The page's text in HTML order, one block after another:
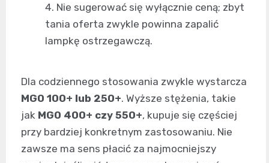
Nie sugerować się wyłącznie ceną; zbyt
tania oferta zwykle powinna zapalić
lampkę ostrzegawczą.
Dla codziennego stosowania zwykle wystarcza
MGO 100+ lub 250+. Wyższe stężenia, takie
jak MGO 400+ czy 550+, kupuje się częściej
przy bardziej konkretnym zastosowaniu. Nie
zawsze ma sens płacić za najmocniejszy